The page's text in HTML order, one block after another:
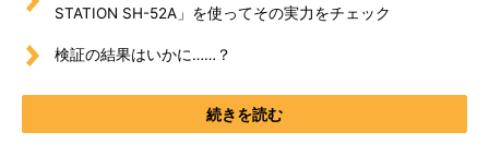
STATION SH-52A」を使ってその実力をチェック
検証の結果はいかに……？
続きを読む